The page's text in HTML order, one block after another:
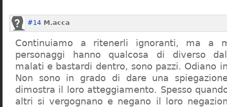
#14 M.acca
Continuiamo a ritenerli ignoranti, ma a
personaggi hanno qualcosa di diverso
malati e bastardi dentro, sono pazzi. Odiano
Non sono in grado di dare una
dimostra il loro atteggiamento. Spesso
altri si vergognano e negano il loro